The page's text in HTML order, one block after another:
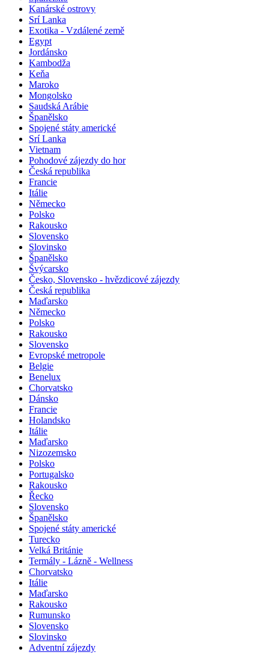
Španělsko
Kanárské ostrovy
Srí Lanka
Exotika - Vzdálené země
Egypt
Jordánsko
Kambodža
Keňa
Maroko
Mongolsko
Saudská Arábie
Španělsko
Spojené státy americké
Srí Lanka
Vietnam
Pohodové zájezdy do hor
Česká republika
Francie
Itálie
Německo
Polsko
Rakousko
Slovensko
Slovinsko
Španělsko
Švýcarsko
Česko, Slovensko - hvězdicové zájezdy
Česká republika
Maďarsko
Německo
Polsko
Rakousko
Slovensko
Evropské metropole
Belgie
Benelux
Chorvatsko
Dánsko
Francie
Holandsko
Itálie
Maďarsko
Nizozemsko
Polsko
Portugalsko
Rakousko
Řecko
Slovensko
Španělsko
Spojené státy americké
Turecko
Velká Británie
Termály - Lázně - Wellness
Chorvatsko
Itálie
Maďarsko
Rakousko
Rumunsko
Slovensko
Slovinsko